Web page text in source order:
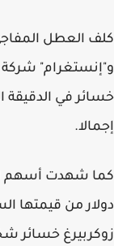
كلف العطل
إجمالا.
دولار من قيمتها